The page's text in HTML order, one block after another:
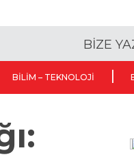
BİZE
BILIM – TEKNOLOJI